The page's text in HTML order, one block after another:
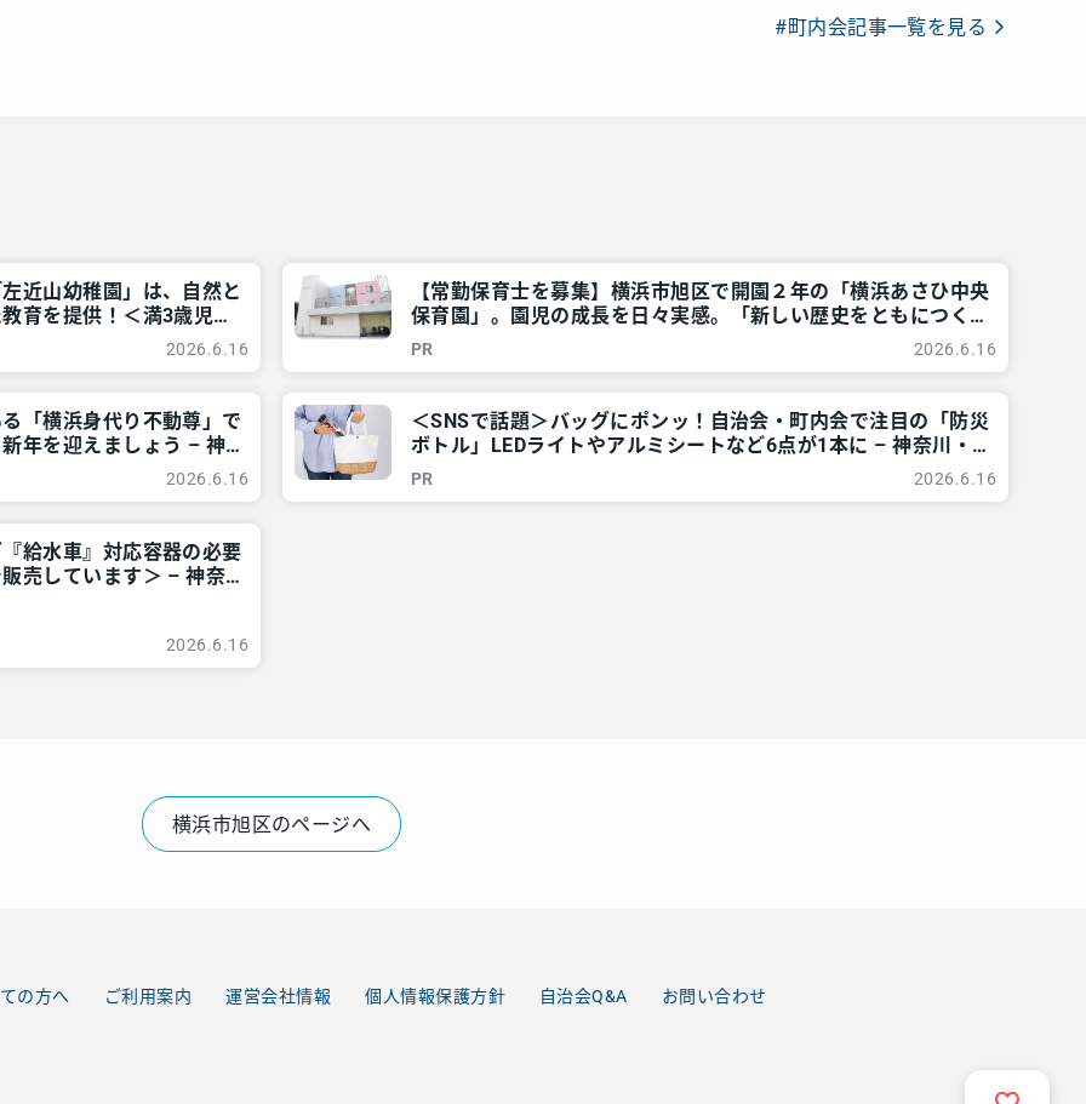
#町内会記事一覧を見る
近山幼稚園」は、自然と
育を提供！＜満3歳児募
2026.6.16
【常勤保育士を募集】横浜市旭区で開園２年の「横浜あさひ中央
保育園」。園児の成長を日々実感。「新しい歴史をともにつくり
ませんか？」 – 神奈川・東京多摩のご近所情報 – レアリア
PR 2026.6.16
「横浜身代り不動尊」で
年を迎えましょう – 神
2026.6.16
＜SNSで話題＞バッグにポンッ！自治会・町内会で注目の「防災
ボトル」LEDライトやアルミシートなど6点が1本に – 神奈川・
東京多摩のご近所情報 – レアリア
PR 2026.6.16
給水車』対応容器の必要
売しています＞ – 神奈
2026.6.16
横浜市旭区のページへ
の方へ ご利用案内 運営会社情報 個人情報保護方針 自治会Q&A お問い合わせ